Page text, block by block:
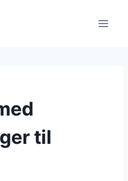
til